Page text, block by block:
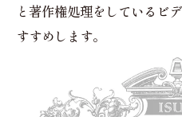
と著作権処理をしているビ
すすめします。